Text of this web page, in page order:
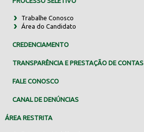
Trabalhe Conosco
Área do Candidato
CREDENCIAMENTO
TRANSPARÊNCIA E PRESTAÇÃO DE CONTAS
FALE CONOSCO
CANAL DE DENÚNCIAS
ÁREA RESTRITA